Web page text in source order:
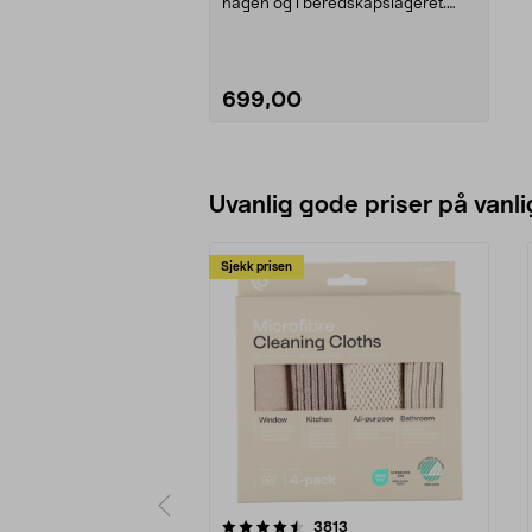
hagen og i beredskapslageret.
699,00
Uvanlig gode priser på
Sjekk prisen
3813
4.5av 5 stjerner